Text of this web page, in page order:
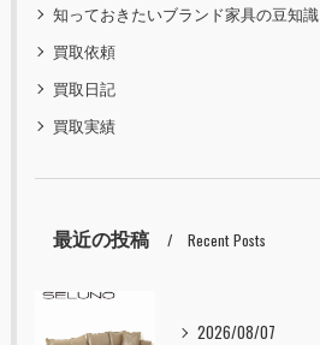
知っておきたいブランド家具の豆知識
買取依頼
買取日記
買取実績
最近の投稿 Recent Posts
2026/08/07